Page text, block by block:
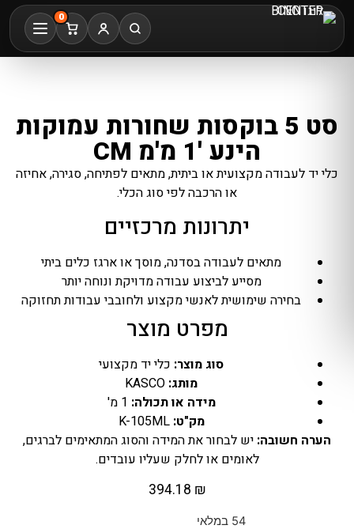
0
סט 5 בוקסות שחורות עמוקות
הינע '1 מ'מ CM
כלי יד לעבודה מקצועית או ביתית, מתאים לפתיחה, סגירה, אחיזה
או הרכבה לפי סוג הכלי.
יתרונות מרכזיים
מתאים לעבודה בסדנה, מוסך או ארגז כלים ביתי
מסייע לביצוע עבודה מדויקת ונוחה יותר
בחירה שימושית לאנשי מקצוע ולחובבי עבודות תחזוקה
מפרט מוצר
סוג מוצר: כלי יד מקצועי
מותג:
מידה או תכולה:
מק"ט: K-105ML
הערה חשובה: יש לבחור את המידה והסוג המתאימים לברגים,
לאומים או לחלק שעליו עובדים.
394.18 ₪
54 במלאי